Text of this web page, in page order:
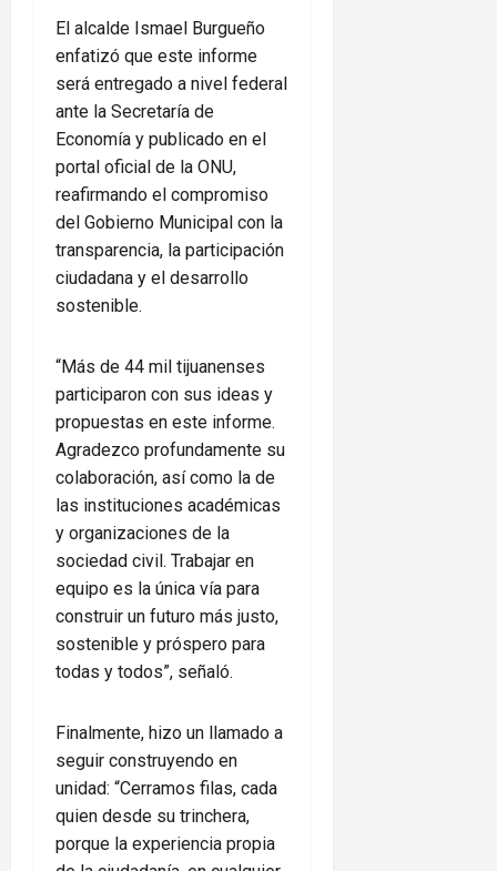
El alcalde Ismael Burgueño
enfatizó que este informe
será entregado a nivel federal
ante la Secretaría de
Economía y publicado en el
portal oficial de la ONU,
reafirmando el compromiso
del Gobierno Municipal con la
transparencia, la participación
ciudadana y el desarrollo
sostenible.
“Más de 44 mil tijuanenses
participaron con sus ideas y
propuestas en este informe.
Agradezco profundamente su
colaboración, así como la de
las instituciones académicas
y organizaciones de la
sociedad civil. Trabajar en
equipo es la única vía para
construir un futuro más justo,
sostenible y próspero para
todas y todos”, señaló.
Finalmente, hizo un llamado a
seguir construyendo en
unidad: “Cerramos filas, cada
quien desde su trinchera,
porque la experiencia propia